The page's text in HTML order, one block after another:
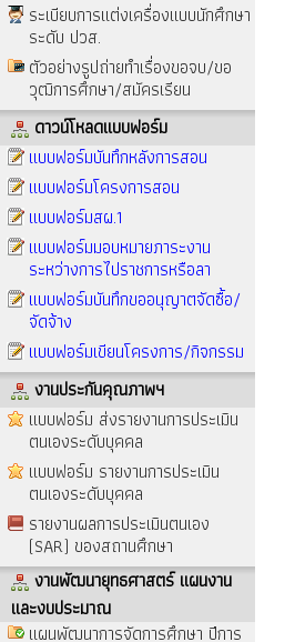
ระเบียบการแต่งเครื่องแบบนักศึกษา
ระดับ ปวส.
ตัวอย่างรูปถ่ายทำเรื่องขอจบ/ขอ
วุฒิการศึกษา/สมัครเรียน
ดาวน์โหลดแบบฟอร์ม
แบบฟอร์มบันทึกหลังการสอน
แบบฟอร์มโครงการสอน
แบบฟอร์มสผ.1
แบบฟอร์มมอบหมายภาระงาน
ระหว่างการไปราชการหรือลา
แบบฟอร์มบันทึกขออนุญาตจัดซื้อ/
จัดจ้าง
แบบฟอร์มเขียนโครงการ/กิจกรรม
งานประกันคุณภาพฯ
แบบฟอร์ม ส่งรายงานการประเมิน
ตนเองระดับบุคคล
แบบฟอร์ม รายงานการประเมิน
ตนเองระดับบุคคล
รายงานผลการประเมินตนเอง
(SAR) ของสถานศึกษา
งานพัฒนายุทธศาสตร์ แผนงาน
และงบประมาณ
แผนพัฒนาการจัดการศึกษา ปีการ